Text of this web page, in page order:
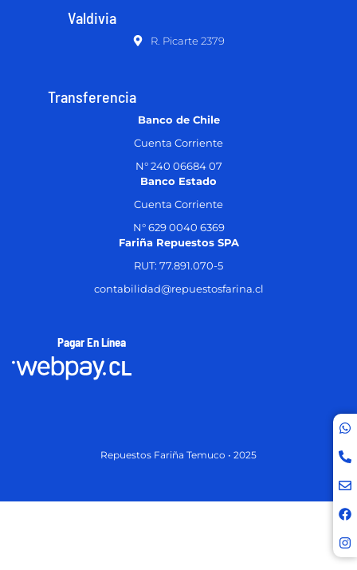
Valdivia
R. Picarte 2379
Transferencia
Banco de Chile
Cuenta Corriente
N° 240 06684 07
Banco Estado
Cuenta Corriente
N° 629 0040 6369
Fariña Repuestos SPA
RUT: 77.891.070-5
contabilidad@repuestosfarina.cl
Pagar En Línea
Repuestos Fariña Temuco • 2025